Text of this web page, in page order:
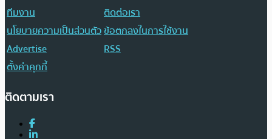
ทีมงาน
ติดต่อเรา
นโยบายความเป็นส่วนตัวข้อตกลงในการใช้งาน
Advertise
RSS
ตั้งค่าคุกกี้
ติดตามเรา